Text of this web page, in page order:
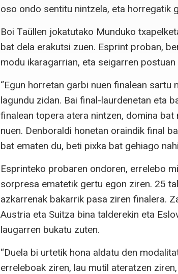
oso ondo sentitu nintzela, eta horregatik
Boi Taüllen jokatutako Munduko
bat dela erakutsi zuen. Esprint proban,
modu ikaragarrian, eta seigarren postuan
“Egun horretan garbi nuen finalean sartu
lagundu zidan. Bai final-laurdenetan eta
finalean topera atera nintzen, domina
nuen. Denboraldi honetan oraindik final
bat ematen du, beti pixka bat gehiago
Esprinteko probaren ondoren, errelebo
sorpresa ematetik gertu egon ziren. 25
azkarrenak bakarrik pasa ziren finalera.
Austria eta Suitza bina talderekin eta
laugarren bukatu zuten.
“Duela bi urtetik hona aldatu den
erreleboak ziren, lau mutil ateratzen